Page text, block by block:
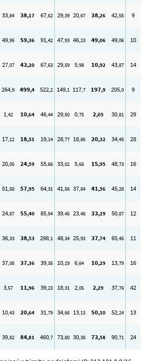
33,84 38,17 67,62 29,39 20,67 38,26 42,55 9
49,95 59,36 91,42 47,93 46,23 49,06 49,06 10
27,07 43,20 67,63 29,59 5,98 10,92 43,87 14
264,9 499,4 522,2 149,1 117,7 197,9 205,0 9
1,42 10,64 46,44 29,50 0,75 2,05 30,81 29
17,12 18,51 19,14 28,77 18,86 20,32 34,45 28
20,05 24,59 55,66 33,02 5,68 15,95 48,73 16
51,58 57,95 64,31 41,56 37,84 41,56 45,28 14
24,87 55,40 85,54 39,45 23,48 33,29 50,87 12
36,33 38,53 298,1 48,34 25,93 37,74 65,45 11
37,08 37,36 39,35 10,19 6,64 10,29 13,79 16
3,57 11,96 39,23 18,31 2,05 2,29 37,76 42
10,43 20,64 31,79 34,66 13,13 50,10 52,24 13
39,82 84,81 460,7 73,80 30,38 73,58 90,71 24